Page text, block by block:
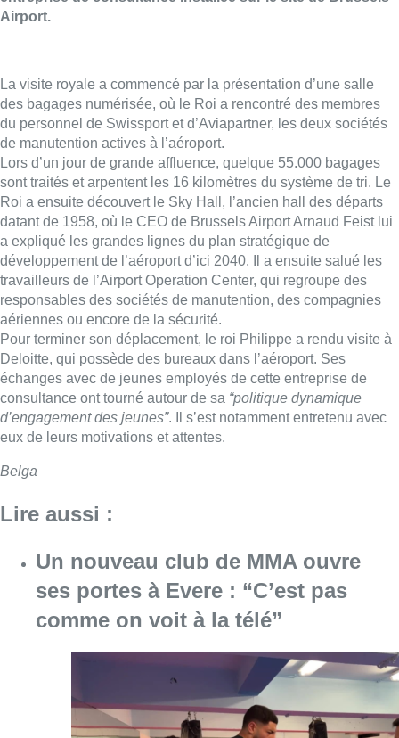
Airport.
La visite royale a commencé par la présentation d’une salle
des bagages numérisée, où le Roi a rencontré des membres
du personnel de Swissport et d’Aviapartner, les deux sociétés
de manutention actives à l’aéroport.
Lors d’un jour de grande affluence, quelque 55.000 bagages
sont traités et arpentent les 16 kilomètres du système de tri. Le
Roi a ensuite découvert le Sky Hall, l’ancien hall des départs
datant de 1958, où le CEO de Brussels Airport Arnaud Feist lui
a expliqué les grandes lignes du plan stratégique de
développement de l’aéroport d’ici 2040. Il a ensuite salué les
travailleurs de l’Airport Operation Center, qui regroupe des
responsables des sociétés de manutention, des compagnies
aériennes ou encore de la sécurité.
Pour terminer son déplacement, le roi Philippe a rendu visite à
Deloitte, qui possède des bureaux dans l’aéroport. Ses
échanges avec de jeunes employés de cette entreprise de
consultance ont tourné autour de sa “politique dynamique
d’engagement des jeunes”. Il s’est notamment entretenu avec
eux de leurs motivations et attentes.
Belga
Lire aussi :
Un nouveau club de MMA ouvre
ses portes à Evere : “C’est pas
comme on voit à la télé”